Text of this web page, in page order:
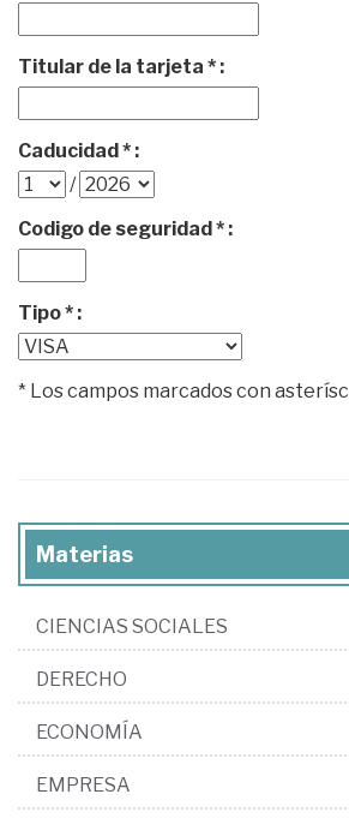
Titular de la tarjeta * :
Caducidad * :
/
Codigo de seguridad * :
Tipo * :
* Los campos marcados con
Materias
CIENCIAS SOCIALES
DERECHO
ECONOMÍA
EMPRESA